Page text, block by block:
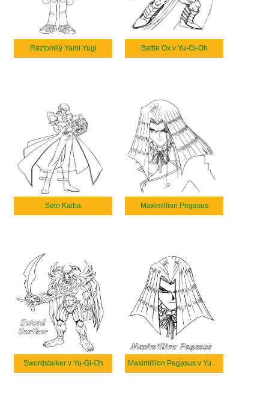
Roztomilý Yami Yugi Battle Ox v Yu-Gi-Oh
Seto Kaiba Maximillion Pegasus
Swordstalker v Yu-Gi-Oh Maximillion Pegasus v Yu-Gi-Oh